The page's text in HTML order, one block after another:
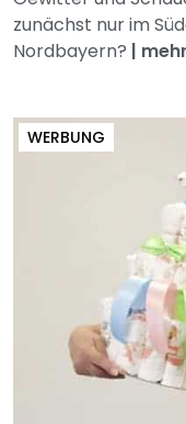
zunächst nur im
Nordbayern? | mehr
WERBUNG